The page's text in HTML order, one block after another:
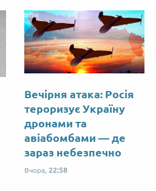
Вечірня атака: Росія
тероризує Україну
дронами та
авіабомбами — де
зараз небезпечно
Вчора, 22:58